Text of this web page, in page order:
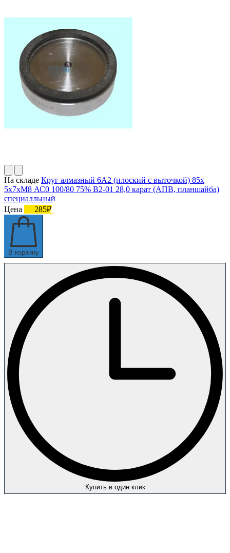
На складе Круг алмазный 6А2 (плоский с выточкой) 85х
5х7хМ8 АС0 100/80 75% В2-01 28,0 карат (АПВ, планшайба)
специалльный
Цена
285₽
В корзину
Купить в один клик